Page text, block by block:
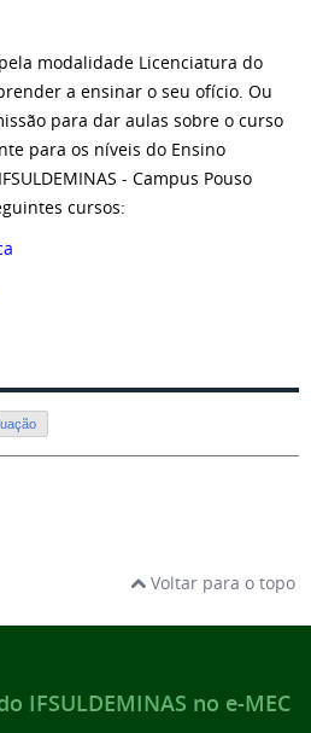
modalidade Licenciatura do
a ensinar o seu ofício. Ou
para dar aulas sobre o curso
para os níveis do Ensino
- Campus Pouso
cursos:
Voltar para o topo
IFSULDEMINAS no e-MEC